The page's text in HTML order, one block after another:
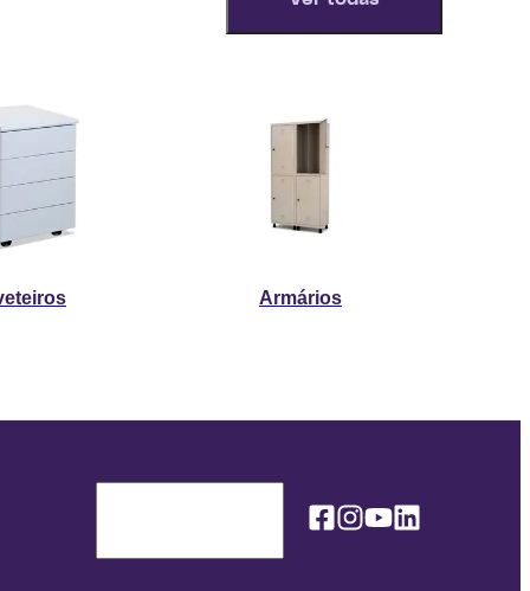
Armários
Idioma / Language
Facebook
Instagram
YoutubeLinkedin